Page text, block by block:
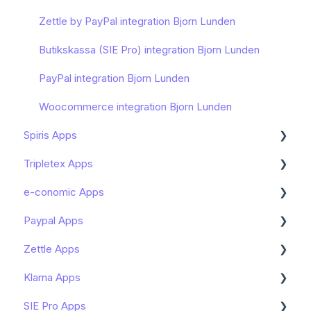
Manipulators
Manipulator conditions
Sharespine API
Bokföring av WooCommerce - Fortnox
Bokföring i Tripletex - Shopify Apps
Bokföring i e-conomic - Shopify Apps
Bokföring i Bjorn Lunden - Shopify Apps
Zettle by PayPal integration Bjorn Lunden
Butikskassa (SIE Pro) integration Bjorn Lunden
PayPal integration Bjorn Lunden
Woocommerce integration Bjorn Lunden
Spiris Apps
Kom igång Spiris Apps
Kom igång
Funktioner och användning
Kända begränsningar
Felsökning
Tripletex Apps
Kom igång - Tripletex Apps
e-conomic Apps
Kom igång
Funktioner och användning
Kända begränsningar
Felsökning
Paypal Apps
Kom igång med PayPal Pro
Andra artiklar kring PayPal Pro
Kom igång (Flex - Avancerad)
Zettle Apps
Zettle By PayPal
Klarna Apps
Kom igång
SIE Pro Apps